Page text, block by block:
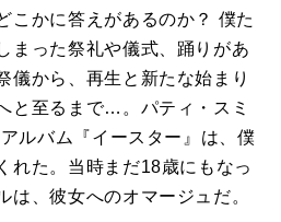
こかに答えがあるのか？ 僕た
まった祭礼や儀式、踊りがあ
儀から、再生と新たな始まり
と至るまで…。パティ・スミ
ルバム『イースター』は、僕
れた。当時まだ18歳にもなっ
は、彼女へのオマージュだ。